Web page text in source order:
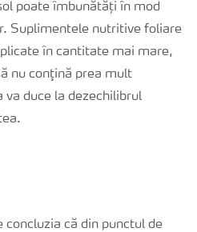
poate îmbunătăți în mod
Suplimentele nutritive foliare
în cantitate mai mare,
nu conţină prea mult
va duce la dezechilibrul
concluzia că din punctul de